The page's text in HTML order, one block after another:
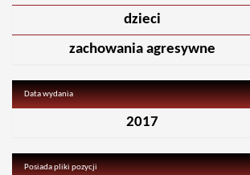
dzieci
zachowania agresywne
Data wydania
2017
Posiada pliki pozycji